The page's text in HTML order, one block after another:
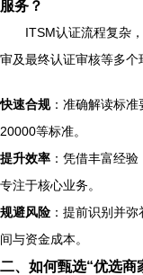
服务？
ITSM认证流程复杂
审及最终认证审核等多个
快速合规：准确解读标准
20000等标准。
提升效率 ：凭借丰富经
专注于核心业务。
规避风险 ：提前识别并
间与资金成本。
二、如何甄选“优选商